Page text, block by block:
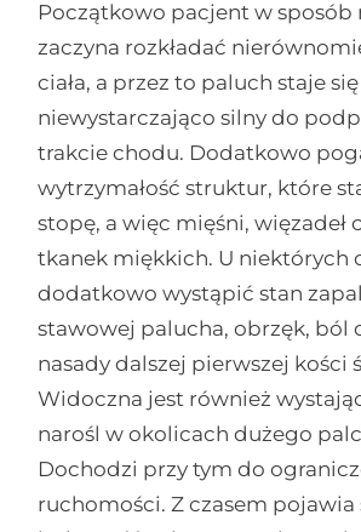
Początkowo pacjent w sposób
zaczyna rozkładać
ciała, a przez to paluch staje się
niewystarczająco silny do
trakcie chodu. Dodatkowo
wytrzymałość struktur, które
stopę, a więc mięśni, więzadeł
tkanek miękkich. U niektórych
dodatkowo wystąpić stan
stawowej palucha, obrzęk, ból
nasady dalszej pierwszej kości
Widoczna jest również
narośl w okolicach dużego
Dochodzi przy tym do
ruchomości. Z czasem pojawia